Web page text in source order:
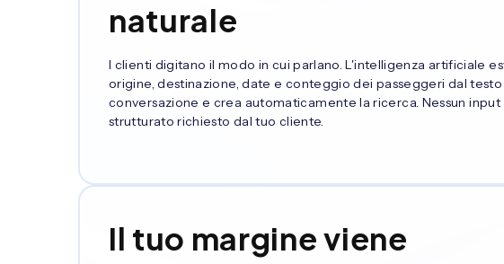
naturale
I clienti digitano il modo in cui parlano. L'intelligenza artificiale
origine, destinazione, date e conteggio dei passeggeri dal
conversazione e crea automaticamente la ricerca. Nessun input
strutturato richiesto dal tuo cliente.
Il tuo margine viene